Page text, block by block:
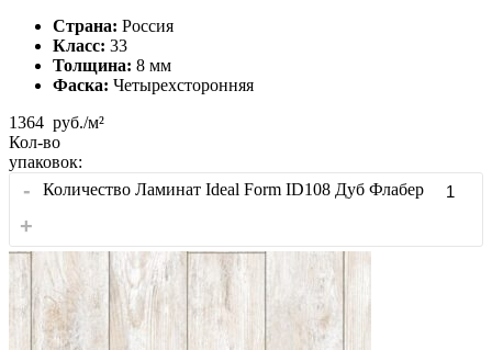
Страна: Россия
Класс: 33
Толщина: 8 мм
Фаска: Четырехсторонняя
1364 руб./м²
Кол-во
упаковок:
- Количество Ламинат Ideal Form ID108 Дуб Флабер
+